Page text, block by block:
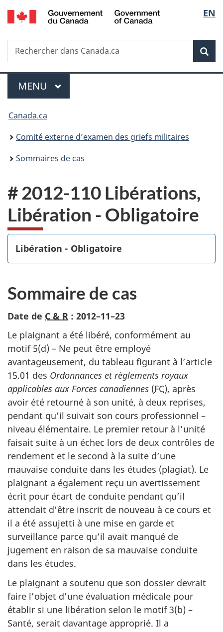
Passer
au
principal
Passer
à
Au
du
Passer
à
version
simplifiée
de
la
EN
Recherche
Rechercher
dans
Menu
MENU PRINCIPAL
Vous
êtes
ici :
Canada.ca
Comité externe d’examen des griefs militaires
Sommaires de cas
# 2012-110 Libérations,
Libération - Obligatoire
Libération - Obligatoire
Sommaire de cas
Date de C & R : 2012–11–23
Le plaignant a été libéré, conformément au
motif 5(d) – Ne peut être employé
avantageusement, du tableau figurant à l’article
15.01 des Ordonnances et règlements royaux
applicables aux Forces canadiennes (FC), après
avoir été retourné à son unité, à deux reprises,
pendant qu’il suivait son cours professionnel –
niveau élémentaire. Le premier retour à l’unité
faisait suite à un échec lors de deux contrôles de
rendement et le second à la suite d’une
mauvaise conduite dans les études (plagiat). Le
plaignant a également reçu un avertissement
écrit pour écart de conduite pendant qu’il
attendait d’être inscrit de nouveau à ce cours et
il a été assujetti à une mise en garde et
surveillance parce qu’il avait manqué de
jugement en raison de sa mauvaise conduite
dans les études.
Le plaignant a soutenu que son dossier devrait
faire l’objet d’une évaluation médicale pour
établir si une libération selon le motif 3(b) –
Santé, serait davantage approprié. Il a